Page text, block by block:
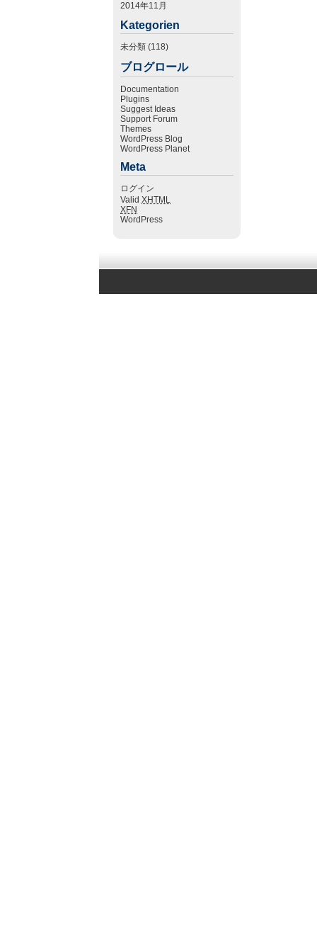
2014年11月
Kategorien
未分類 (118)
ブログロール
Documentation
Plugins
Suggest Ideas
Support Forum
Themes
WordPress Blog
WordPress Planet
Meta
ログイン
Valid XHTML
XFN
WordPress